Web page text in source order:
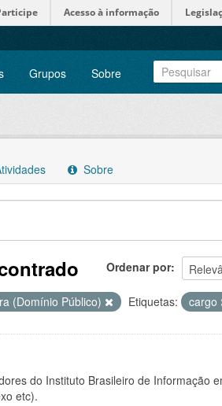
Acesso à informação
Grupos Sobre
Sobre
Ordenar por
(Domínio Público) Etiquetas: cargo
do Instituto Brasileiro de Informação
etc).